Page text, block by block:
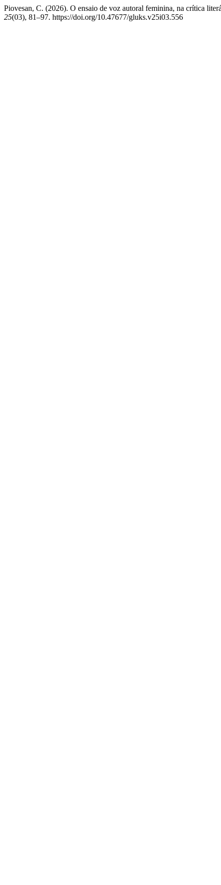
Piovesan, C. (2026). O ensaio de voz autoral feminina, na crítica
25(03), 81–97. https://doi.org/10.47677/gluks.v25i03.556